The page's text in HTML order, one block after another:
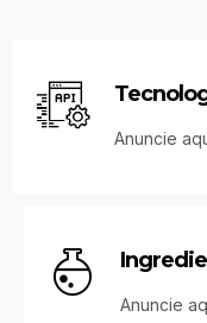
Anuncie
Anuncie